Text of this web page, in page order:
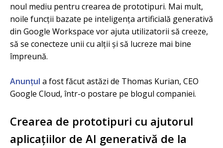
noul mediu pentru crearea de prototipuri. Mai mult,
noile funcții bazate pe inteligența artificială generativă
din Google Workspace vor ajuta utilizatorii să creeze,
să se conecteze unii cu alții și să lucreze mai bine
împreună.
Anunțul a fost făcut astăzi de Thomas Kurian, CEO
Google Cloud, într-o postare pe blogul companiei.
Crearea de prototipuri cu ajutorul
aplicațiilor de AI generativă de la